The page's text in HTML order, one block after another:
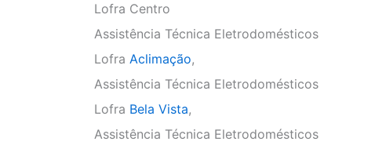
Lofra Centro
Assistência Técnica Eletrodomésticos
Lofra Aclimação,
Assistência Técnica Eletrodomésticos
Lofra Bela Vista,
Assistência Técnica Eletrodomésticos